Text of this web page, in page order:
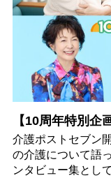
【10周年特別企
介護ポストセブン
の介護について語
ンタビュー集とし